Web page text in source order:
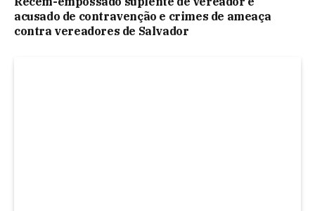
acusado de contravenção e crimes de ameaça
contra vereadores de Salvador